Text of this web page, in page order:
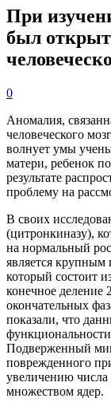
При
был
0
Аномалия,
человеческого
волнует умы
матери, ребенок
результате
проблему на
В своих
(цитронкиназу),
на нормальный
является
который состоит
конечное деление
окончательных
показали, что
Подверженный
поврежденного
увеличению числа
множеством ядер.